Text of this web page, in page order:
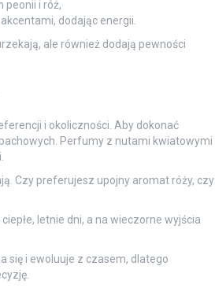
peonii i róż,
dodając energii.
ale również dodają pewności
i okoliczności. Aby dokonać
Perfumy z nutami kwiatowymi
Czy preferujesz upojny aromat róży, czy
letnie dni, a na wieczorne wyjścia
się i ewoluuje z czasem, dlatego